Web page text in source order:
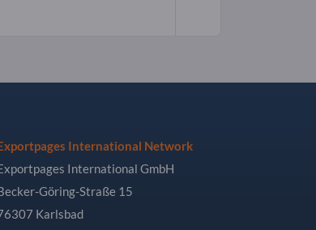
International Network
International GmbH
Göring-Straße 15
Karlsbad